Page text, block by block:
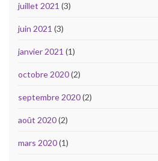
juillet 2021 (3)
juin 2021 (3)
janvier 2021 (1)
octobre 2020(2)
septembre 2020(2)
août 2020(2)
mars 2020(1)